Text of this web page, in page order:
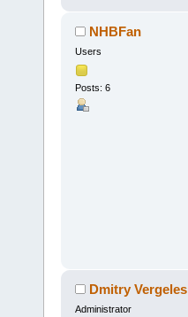
NHBFan
Users
Posts: 6
Dmitry Vergeles
Administrator